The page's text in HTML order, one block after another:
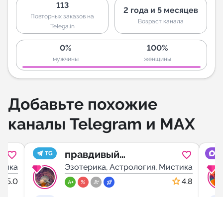
113
Повторных заказов на
Telega.in
2 года и 5 месяцев
Возраст канала
0%
мужчины
100%
женщины
Добавьте похожие
каналы Telegram и MAX
5.0
TG
правдивый
гороскоп
Эзотерика, Астрология, Мистика
4.8